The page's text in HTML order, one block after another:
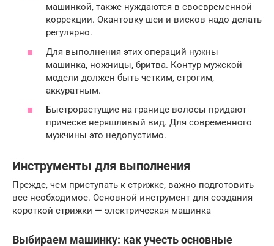
машинкой, также нуждаются в своевременной
коррекции. Окантовку шеи и висков надо делать
регулярно.
Для выполнения этих операций нужны
машинка, ножницы, бритва. Контур мужской
модели должен быть четким, строгим,
аккуратным.
Быстрорастущие на границе волосы придают
прическе неряшливый вид. Для современного
мужчины это недопустимо.
Инструменты для выполнения
Прежде, чем приступать к стрижке, важно подготовить
все необходимое. Основной инструмент для создания
короткой стрижки — электрическая машинка
Выбираем машинку: как учесть основные